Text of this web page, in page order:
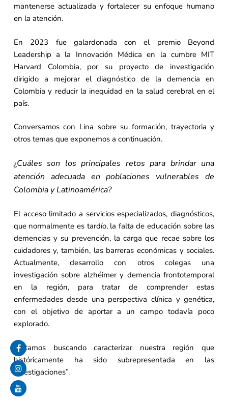
mantenerse actualizada y fortalecer su enfoque humano
en la atención.
En 2023 fue galardonada con el premio Beyond
Leadership a la Innovación Médica en la cumbre MIT
Harvard Colombia, por su proyecto de investigación
dirigido a mejorar el diagnóstico de la demencia en
Colombia y reducir la inequidad en la salud cerebral en el
país.
Conversamos con Lina sobre su formación, trayectoria y
otros temas que exponemos a continuación.
¿Cuáles son los principales retos para brindar una
atención adecuada en poblaciones vulnerables de
Colombia y Latinoamérica?
El acceso limitado a servicios especializados, diagnósticos,
que normalmente es tardío, la falta de educación sobre las
demencias y su prevención, la carga que recae sobre los
cuidadores y, también, las barreras económicas y sociales.
Actualmente, desarrollo con otros colegas una
investigación sobre alzhéimer y demencia frontotemporal
en la región, para tratar de comprender estas
enfermedades desde una perspectiva clínica y genética,
con el objetivo de aportar a un campo todavía poco
explorado.
“Estamos buscando caracterizar nuestra región que
históricamente ha sido subrepresentada en las
investigaciones”.